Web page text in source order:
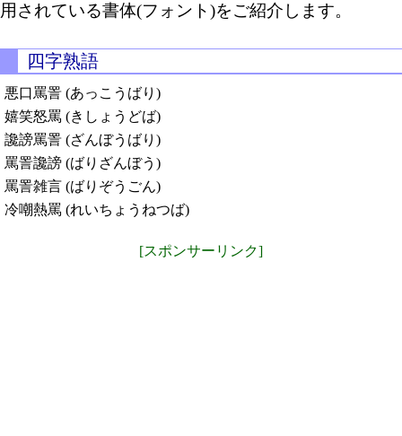
用されている書体(フォント)をご紹介します。
四字熟語
悪口罵詈 (あっこうばり)
嬉笑怒罵 (きしょうどば)
讒謗罵詈 (ざんぼうばり)
罵詈讒謗 (ばりざんぼう)
罵詈雑言 (ばりぞうごん)
冷嘲熱罵 (れいちょうねつば)
[スポンサーリンク]